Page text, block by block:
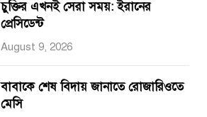
চুক্তির এখনই সেরা সময়: ইরানের
প্রেসিডেন্ট
August 9, 2026
বাবাকে শেষ বিদায় জানাতে রোজারিওতে
মেসি